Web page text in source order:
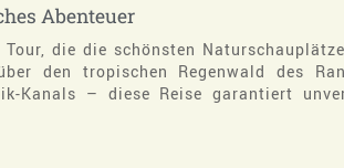
Abenteuer
die die schönsten
den tropischen Regenwald des
Kanals – diese Reise garantiert